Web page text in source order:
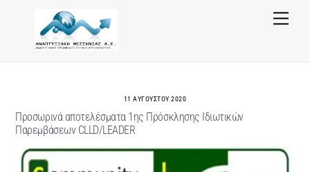
Menu
11 ΑΥΓΟΎΣΤΟΥ 2020
Προσωρινά αποτελέσματα 1ης Πρόσκλησης Ιδιωτικών
Παρεμβάσεων CLLD/LEADER